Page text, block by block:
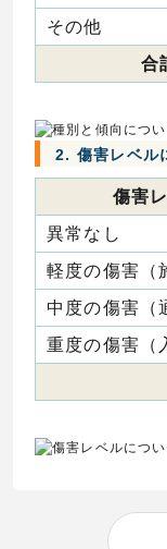
その他
合
2. 傷害レベル
傷害
異常なし
軽度の傷害（
中度の傷害（
重度の傷害（